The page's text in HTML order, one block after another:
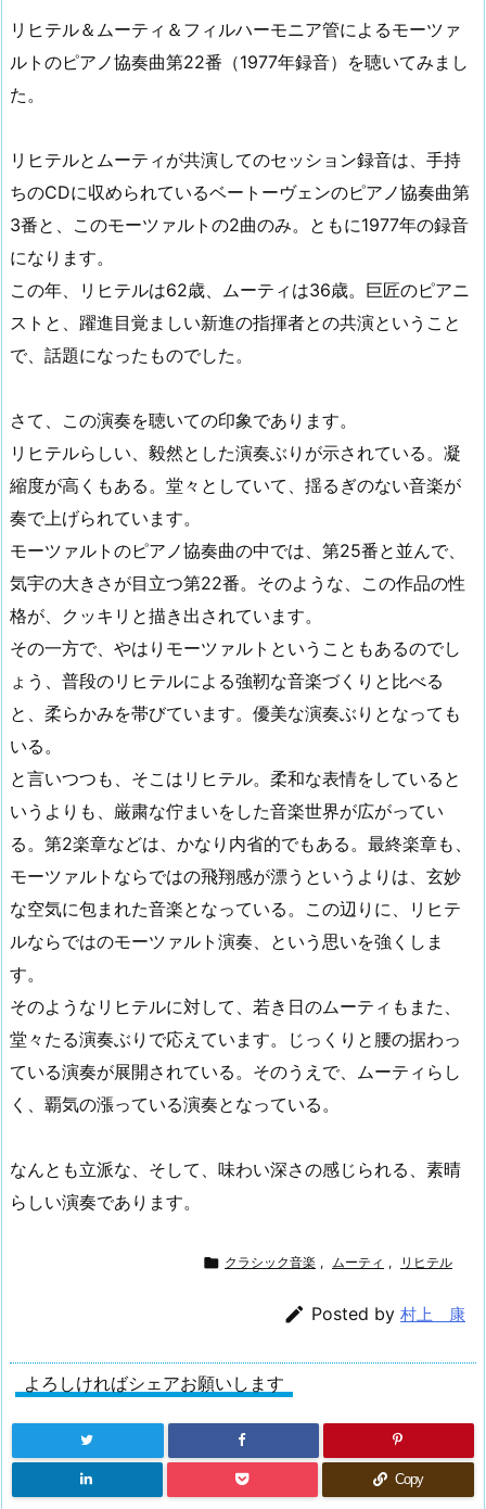
リヒテル＆ムーティ＆フィルハーモニア管によるモーツァ
ルトのピアノ協奏曲第22番（1977年録音）を聴いてみまし
た。
リヒテルとムーティが共演してのセッション録音は、手持
ちのCDに収められているベートーヴェンのピアノ協奏曲第
3番と、このモーツァルトの2曲のみ。ともに1977年の録音
になります。
この年、リヒテルは62歳、ムーティは36歳。巨匠のピアニ
ストと、躍進目覚ましい新進の指揮者との共演ということ
で、話題になったものでした。
さて、この演奏を聴いての印象であります。
リヒテルらしい、毅然とした演奏ぶりが示されている。凝
縮度が高くもある。堂々としていて、揺るぎのない音楽が
奏で上げられています。
モーツァルトのピアノ協奏曲の中では、第25番と並んで、
気宇の大きさが目立つ第22番。そのような、この作品の性
格が、クッキリと描き出されています。
その一方で、やはりモーツァルトということもあるのでし
ょう、普段のリヒテルによる強靭な音楽づくりと比べる
と、柔らかみを帯びています。優美な演奏ぶりとなっても
いる。
と言いつつも、そこはリヒテル。柔和な表情をしていると
いうよりも、厳粛な佇まいをした音楽世界が広がってい
る。第2楽章などは、かなり内省的でもある。最終楽章も、
モーツァルトならではの飛翔感が漂うというよりは、玄妙
な空気に包まれた音楽となっている。この辺りに、リヒテ
ルならではのモーツァルト演奏、という思いを強くしま
す。
そのようなリヒテルに対して、若き日のムーティもまた、
堂々たる演奏ぶりで応えています。じっくりと腰の据わっ
ている演奏が展開されている。そのうえで、ムーティらし
く、覇気の漲っている演奏となっている。
なんとも立派な、そして、味わい深さの感じられる、素晴
らしい演奏であります。
 クラシック音楽 , ムーティ , リヒテル
 Posted by 村上 康
よろしければシェアお願いします
Copy